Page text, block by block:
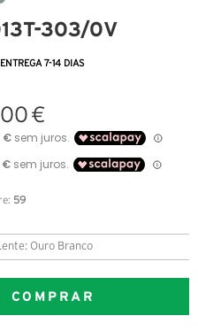
303/0V
ENTREGA 7-14 DIAS
€
59
Ouro Branco
COMPRAR